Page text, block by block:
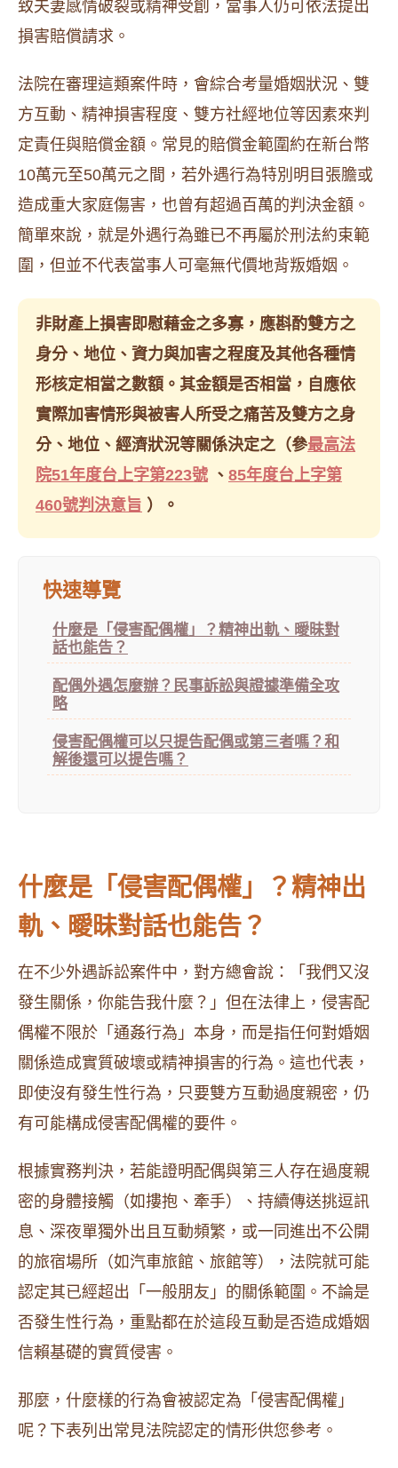
致夫妻感情破裂或精神受創，當事人仍可依法提出
損害賠償請求。
法院在審理這類案件時，會綜合考量婚姻狀況、雙
方互動、精神損害程度、雙方社經地位等因素來判
定責任與賠償金額。常見的賠償金範圍約在新台幣
10萬元至50萬元之間，若外遇行為特別明目張膽或
造成重大家庭傷害，也曾有超過百萬的判決金額。
簡單來說，就是外遇行為雖已不再屬於刑法約束範
圍，但並不代表當事人可毫無代價地背叛婚姻。
非財產上損害即慰藉金之多寡，應斟酌雙方之
身分、地位、資力與加害之程度及其他各種情
形核定相當之數額。其金額是否相當，自應依
實際加害情形與被害人所受之痛苦及雙方之身
分、地位、經濟狀況等關係決定之（參最高法
院51年度台上字第223號 、 85年度台上字第
460號判決意旨 ）。
快速導覽
什麼是「侵害配偶權」？精神出軌、曖昧對
話也能告？
配偶外遇怎麼辦？民事訴訟與證據準備全攻
略
侵害配偶權可以只提告配偶或第三者嗎？和
解後還可以提告嗎？
什麼是「侵害配偶權」？精神出
軌、曖昧對話也能告？
在不少外遇訴訟案件中，對方總會說：「我們又沒
發生關係，你能告我什麼？」但在法律上，侵害配
偶權不限於「通姦行為」本身，而是指任何對婚姻
關係造成實質破壞或精神損害的行為。這也代表，
即使沒有發生性行為，只要雙方互動過度親密，仍
有可能構成侵害配偶權的要件。
根據實務判決，若能證明配偶與第三人存在過度親
密的身體接觸（如摟抱、牽手）、持續傳送挑逗訊
息、深夜單獨外出且互動頻繁，或一同進出不公開
的旅宿場所（如汽車旅館、旅館等），法院就可能
認定其已經超出「一般朋友」的關係範圍。不論是
否發生性行為，重點都在於這段互動是否造成婚姻
信賴基礎的實質侵害。
那麼，什麼樣的行為會被認定為「侵害配偶權」
呢？下表列出常見法院認定的情形供您參考。